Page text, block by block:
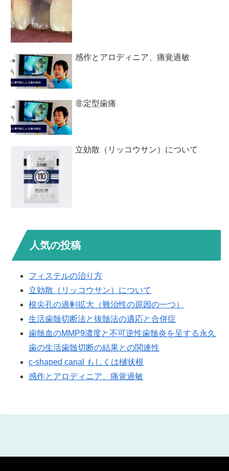
感作とアロディニア、痛覚過敏
非定型歯痛
立効散（リッコウサン）について
人気の投稿
フィステルの治り方
立効散（リッコウサン）について
根尖孔の過剰拡大（難治性の原因の一つ）
生活歯髄切断法と抜髄法の適応と合併症
歯髄血のMMP9濃度と不可逆性歯髄炎を呈する永久
歯の生活歯髄切断の結果との関連性
c-shaped canal もしくは樋状根
感作とアロディニア、痛覚過敏